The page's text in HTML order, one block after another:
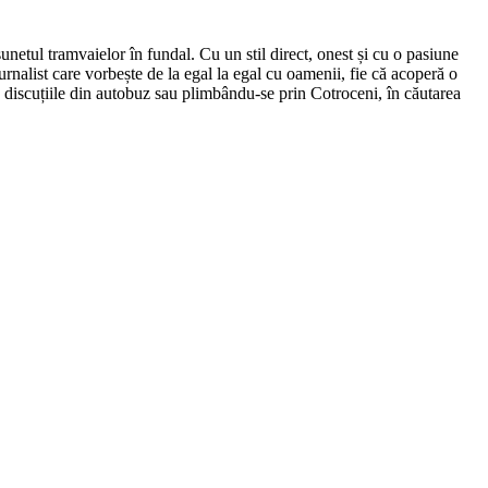
tramvaielor în fundal. Cu un stil direct, onest și cu o pasiune
care vorbește de la egal la egal cu oamenii, fie că acoperă o
din autobuz sau plimbându-se prin Cotroceni, în căutarea